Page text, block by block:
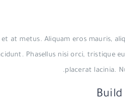
at metus. Aliquam eros mauris,
Phasellus nisi orci, tristique
placerat lacinia.